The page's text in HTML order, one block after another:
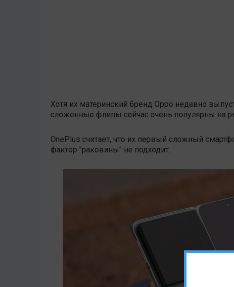
Хотя их материнский бренд Oppo недавно
сложенные флипы сейчас очень популярны на
OnePlus считает, что их первый сложный
фактор "раковины" не подходит.